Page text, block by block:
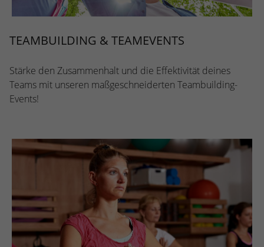
TEAMBUILDING & TEAMEVENTS
Stärke den Zusammenhalt und die Effektivität deines
Teams mit unseren maßgeschneiderten Teambuilding-
Events!